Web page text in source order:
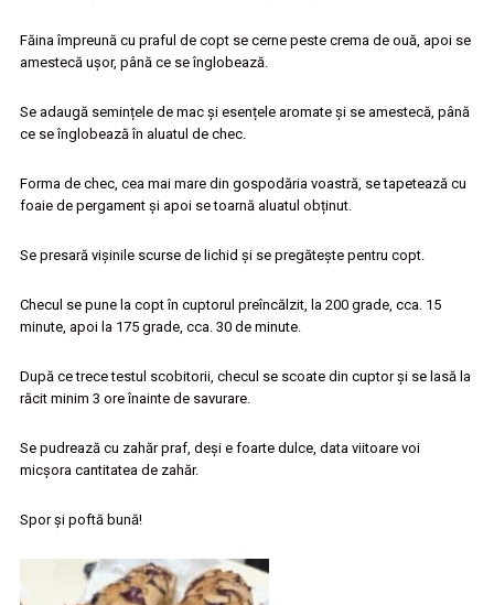
Făina împreună cu praful de copt se cerne peste crema de ouă, apoi se
amestecă ușor, până ce se înglobează.
Se adaugă semințele de mac și esențele aromate și se amestecă, până
ce se înglobează în aluatul de chec.
Forma de chec, cea mai mare din gospodăria voastră, se tapetează cu
foaie de pergament și apoi se toarnă aluatul obținut.
Se presară vișinile scurse de lichid și se pregătește pentru copt.
Checul se pune la copt în cuptorul preîncălzit, la 200 grade, cca. 15
minute, apoi la 175 grade, cca. 30 de minute.
După ce trece testul scobitorii, checul se scoate din cuptor și se lasă la
răcit minim 3 ore înainte de savurare.
Se pudrează cu zahăr praf, deși e foarte dulce, data viitoare voi
micșora cantitatea de zahăr.
Spor și poftă bună!